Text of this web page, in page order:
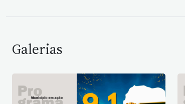
Galerias